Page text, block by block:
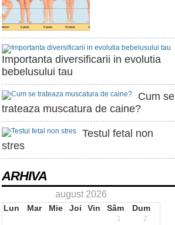
Importanta diversificarii in evolutia
bebelusului tau
Cum se
trateaza muscatura de caine?
Testul fetal non
stres
ARHIVA
august 2026
Lun Mar Mie Joi Vin Sâm Dum
1
2